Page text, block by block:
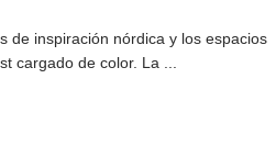
de inspiración nórdica y los espacios
cargado de color. La ...